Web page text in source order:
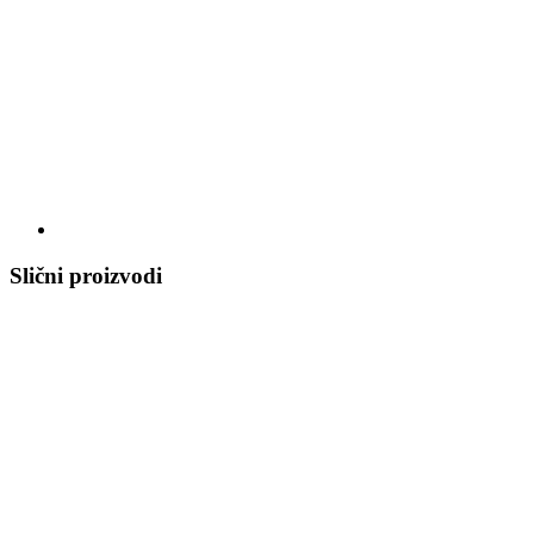
Slični proizvodi